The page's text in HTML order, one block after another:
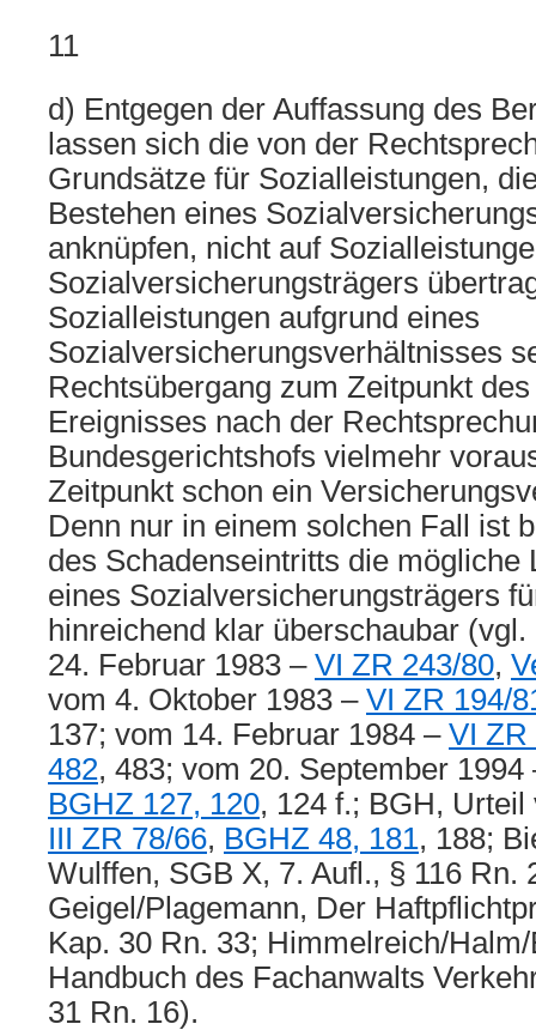
11
d) Entgegen der Auffassung des
lassen sich die von der
Grundsätze für Sozialleistungen,
Bestehen eines
anknüpfen, nicht auf
Sozialversicherungsträgers
Sozialleistungen aufgrund eines
Sozialversicherungsverhältnisses
Rechtsübergang zum Zeitpunkt
Ereignisses nach der
Bundesgerichtshofs vielmehr
Zeitpunkt schon ein
Denn nur in einem solchen Fall ist
des Schadenseintritts die mögliche
eines Sozialversicherungsträgers
hinreichend klar überschaubar
24. Februar 1983 – VI ZR 243/80,
vom 4. Oktober 1983 – VI ZR 194/
137; vom 14. Februar 1984 – VI ZR
482, 483; vom 20. September
BGHZ 127, 120, 124 f.; BGH,
III ZR 78/66, BGHZ 48, 181, 188;
Wulffen, SGB X, 7. Aufl., § 116 Rn.
Geigel/Plagemann, Der
Kap. 30 Rn. 33; Himmelreich/
Handbuch des Fachanwalts
31 Rn. 16).